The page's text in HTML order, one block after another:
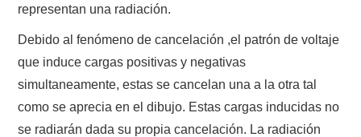
representan una radiación.
Debido al fenómeno de cancelación ,el patrón de voltaje
que induce cargas positivas y negativas
simultaneamente, estas se cancelan una a la otra tal
como se aprecia en el dibujo. Estas cargas inducidas no
se radiarán dada su propia cancelación. La radiación